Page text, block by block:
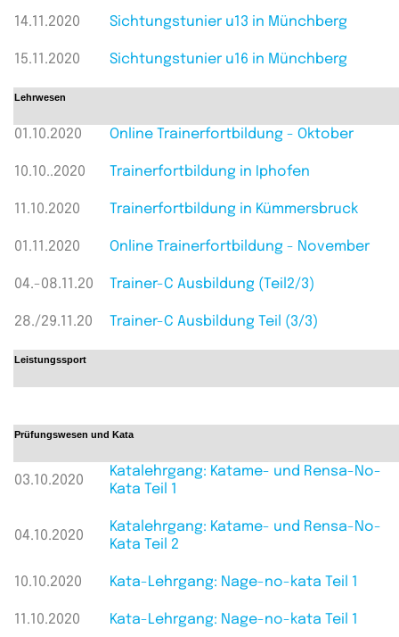
14.11.2020 Sichtungstunier u13 in Münchberg
15.11.2020 Sichtungstunier u16 in Münchberg
Lehrwesen
01.10.2020 Online Trainerfortbildung - Oktober
10.10..2020 Trainerfortbildung in Iphofen
11.10.2020 Trainerfortbildung in Kümmersbruck
01.11.2020 Online Trainerfortbildung - November
04.-08.11.20 Trainer-C Ausbildung (Teil2/3)
28./29.11.20 Trainer-C Ausbildung Teil (3/3)
Leistungssport
Prüfungswesen und Kata
03.10.2020
Katalehrgang: Katame- und Rensa-No-
Kata Teil 1
04.10.2020
Katalehrgang: Katame- und Rensa-No-
Kata Teil 2
10.10.2020 Kata-Lehrgang: Nage-no-kata Teil 1
11.10.2020 Kata-Lehrgang: Nage-no-kata Teil 1